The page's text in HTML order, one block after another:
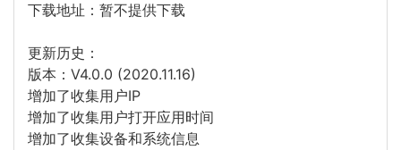
下载地址：暂不提供下载
更新历史：
版本：V4.0.0 (2020.11.16)
增加了收集用户IP
增加了收集用户打开应用时间
增加了收集设备和系统信息